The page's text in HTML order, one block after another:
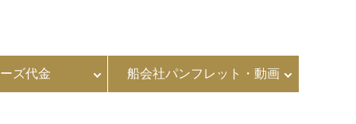
ズ代金 船会社パンフレット・動画